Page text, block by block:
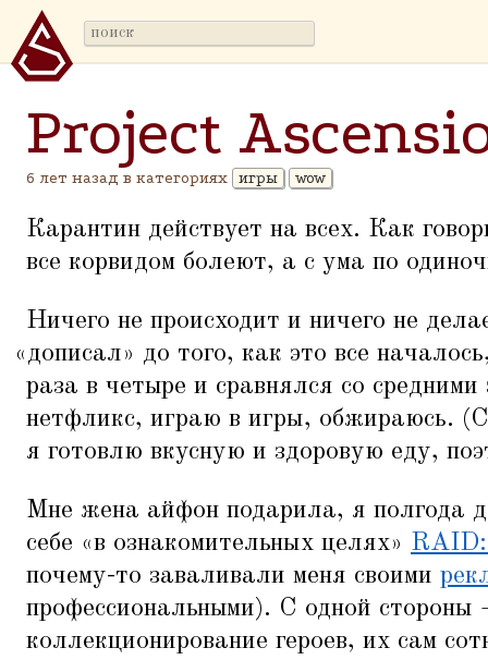
Project
6 лет назад в категориях игры wow
Карантин действует на всех. Как
все корвидом болеют, а с ума по
Ничего не происходит и ничего не
«дописал» до того, как это все
раза в четыре и сравнялся со
нетфликс, играю в игры, обжираюсь.
я готовлю вкусную и здоровую еду,
Мне жена айфон подарила, я полгода
себе «в ознакомительных целях» RAID:
почему-то заваливали меня своими
профессиональными). С одной стороны
коллекционирование героев, их сам